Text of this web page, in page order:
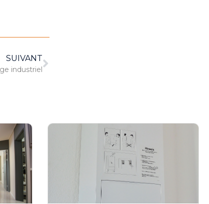
SUIVANT
industriel